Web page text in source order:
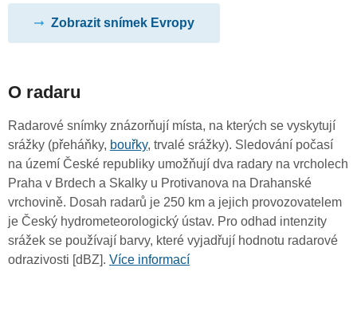
Zobrazit snímek Evropy
O radaru
Radarové snímky znázorňují místa, na kterých se vyskytují
srážky (přeháňky, bouřky, trvalé srážky). Sledování počasí
na území České republiky umožňují dva radary na vrcholech
Praha v Brdech a Skalky u Protivanova na Drahanské
vrchovině. Dosah radarů je 250 km a jejich provozovatelem
je Český hydrometeorologický ústav. Pro odhad intenzity
srážek se používají barvy, které vyjadřují hodnotu radarové
odrazivosti [dBZ]. Více informací